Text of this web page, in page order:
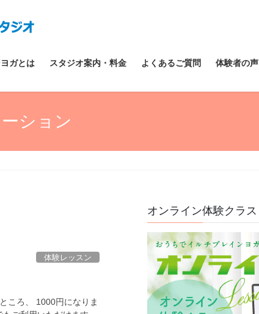
ガとは スタジオ案内・料金 よくあるご質問 体験者の声
ション
体験レッスン
ころ、 1000円になりま
オンライン体験クラス